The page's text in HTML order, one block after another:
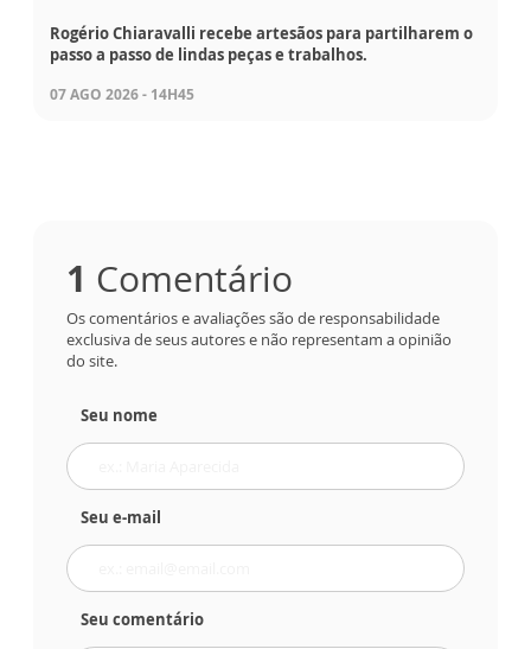
Rogério Chiaravalli recebe artesãos para partilharem o
passo a passo de lindas peças e trabalhos.
07 AGO 2026 - 14H45
1 Comentário
Os comentários e avaliações são de responsabilidade
exclusiva de seus autores e não representam a opinião
do site.
Seu nome
Seu e-mail
Seu comentário